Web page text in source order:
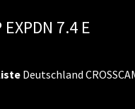
EXPDN 7.4 E
Deutschland